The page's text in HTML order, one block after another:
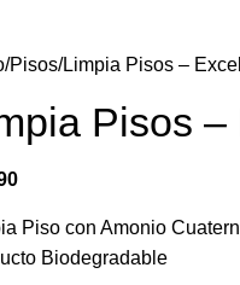
Pisos Limpia Pisos –
Pisos
Piso con Amonio
Biodegradable